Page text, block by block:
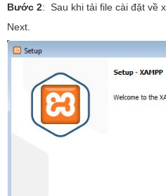
Bước 2: Sau khi tải file cài đặt về
Next.